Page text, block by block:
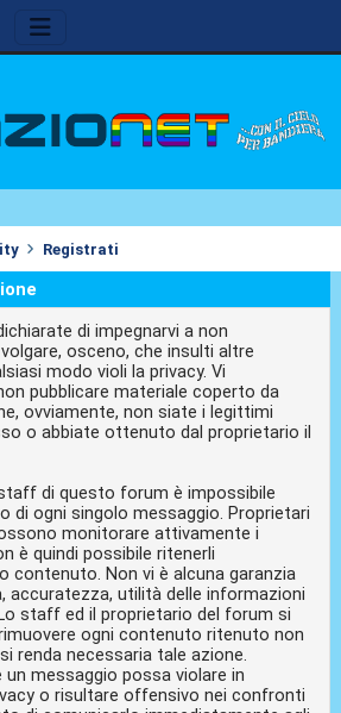
Registrati
di impegnarvi a non
osceno, che insulti altre
modo violi la privacy. Vi
pubblicare materiale coperto da
ovviamente, non siate i legittimi
o abbiate ottenuto dal proprietario il
di questo forum è impossibile
di ogni singolo messaggio. Proprietari
monitorare attivamente i
è quindi possibile ritenerli
contenuto. Non vi è alcuna garanzia
accuratezza, utilità delle informazioni
staff ed il proprietario del forum si
ogni contenuto ritenuto non
renda necessaria tale azione.
un messaggio possa violare in
o risultare offensivo nei confronti